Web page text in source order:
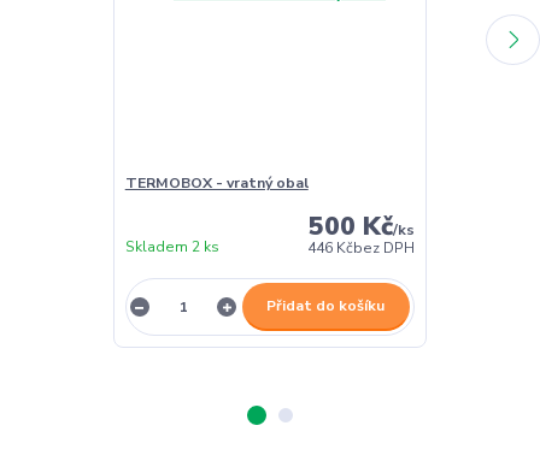
TERMOBOX - vratný obal
500 Kč/ks
446 Kčbez DPH
Skladem 2 ks
Přidat do košíku